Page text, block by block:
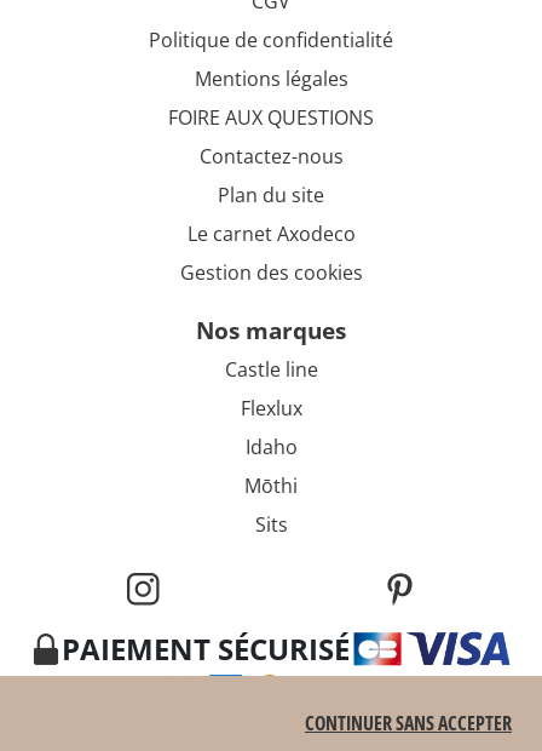
Politique de confidentialité
Mentions légales
FOIRE AUX QUESTIONS
Contactez-nous
Plan du site
Le carnet Axodeco
Gestion des cookies
nos marques
Castle line
Flexlux
Idaho
Mōthi
Sits
PAIEMENT SÉCURISÉ
CONTINUER SANS ACCEPTER